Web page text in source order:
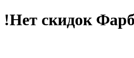
!Нет скидок